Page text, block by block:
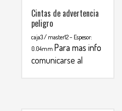
Cintas de advertencia
peligro
caja3 / master12– Espesor:
0.04mm Para mas info
comunicarse al